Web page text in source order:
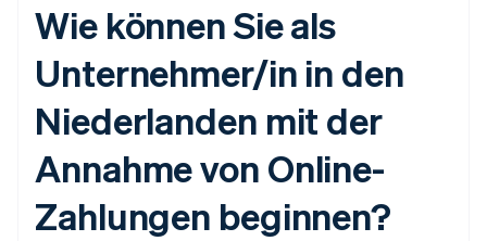
Wie können Sie als
Unternehmer/in in den
Niederlanden mit der
Annahme von Online-
Zahlungen beginnen?